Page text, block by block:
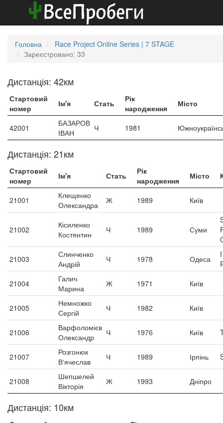
Головна
Race Project Online Series | 7 STAGE
Зареєстровано: 33
Дистанція: 42км
Стартовий
номер
Ім'я Стать
Рік
народження
Місто
42001
БАЗАРОВ
ІВАН
Ч 1981
Дистанція: 21км
Стартовий
номер
Ім'я Стать
Рік
народження
Місто
21001
Клещенко
Олександра
Ж 1989 Київ
21002
Кісиленко
Костянтин
Ч 1989 Суми
21003
Слинченко
Андрій
Ч 1978 Одеса
21004
Галич
Марина
Ж 1971 Київ
21005
Немножко
Сергій
Ч 1982 Київ
21006
Варфоломієв
Олександр
Ч 1976 Київ
21007
Розгонюк
В‘ячеслав
Ч 1989 Ірпінь
21008
Шепшелей
Вікторія
Ж 1993 Дніпро
Дистанція: 10км